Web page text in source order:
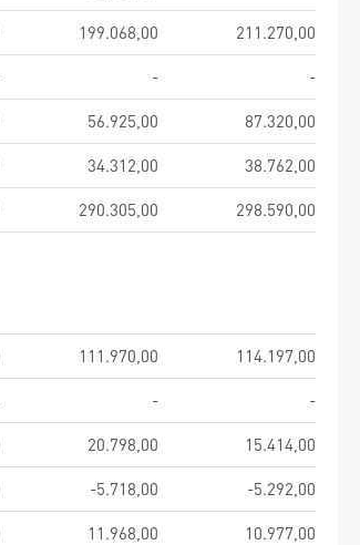
199.068,00
211.270,00
-
-
56.925,00
87.320,00
34.312,00
38.762,00
290.305,00 298.590,00
111.970,00
114.197,00
-
-
20.798,00
15.414,00
-5.718,00
-5.292,00
11.968,00
10.977,00